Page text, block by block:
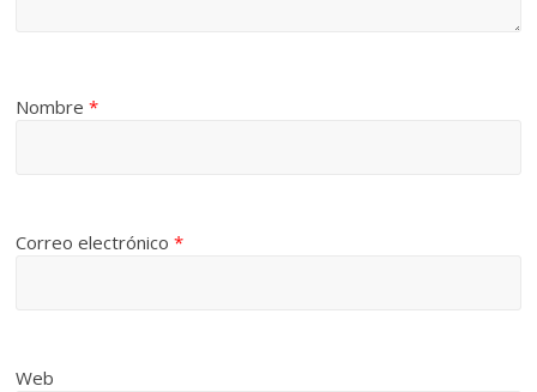
Nombre*
Correo electrónico*
Web